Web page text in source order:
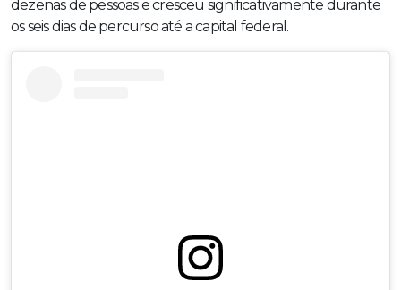
dezenas de pessoas e cresceu significativamente durante
os seis dias de percurso até a capital federal.